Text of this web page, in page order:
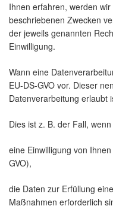
Ihnen erfahren, werden
beschriebenen Zwecken
der jeweils genannten
Einwilligung.
Wann eine
EU-DS-GVO vor. Dieser
Datenverarbeitung erlaubt
Dies ist z. B. der Fall, wenn
eine Einwilligung von
GVO),
die Daten zur Erfüllung
Maßnahmen erforderlich